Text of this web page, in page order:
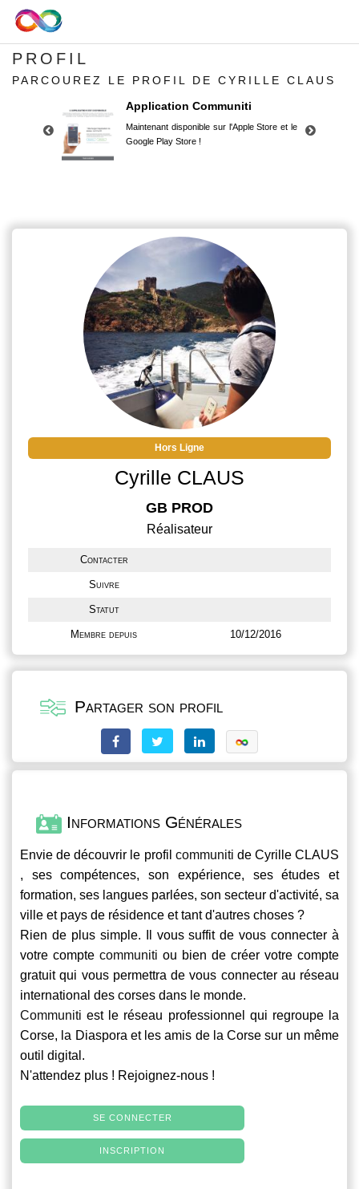
PROFIL
PARCOUREZ LE PROFIL DE CYRILLE CLAUS
Application Communiti
Maintenant disponible sur l'Apple Store et le
Google Play Store !
Google Play Store !
Hors Ligne
Cyrille CLAUS
GB PROD
Réalisateur
Contacter
Suivre
Statut
Membre depuis 10/12/2016
Partager son profil
Informations Générales
Envie de découvrir le profil communiti de Cyrille CLAUS
, ses compétences, son expérience, ses études et
formation, ses langues parlées, son secteur d'activité, sa
ville et pays de résidence et tant d'autres choses ?
Rien de plus simple. Il vous suffit de vous connecter à
votre compte communiti ou bien de créer votre compte
gratuit qui vous permettra de vous connecter au réseau
international des corses dans le monde.
Communiti est le réseau professionnel qui regroupe la
Corse, la Diaspora et les amis de la Corse sur un même
outil digital.
N'attendez plus ! Rejoignez-nous !
SE CONNECTER
INSCRIPTION